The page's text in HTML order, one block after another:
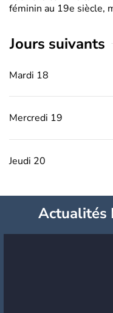
féminin au 19e siècle,
jours suivants
Mardi 18
Mercredi 19
Jeudi 20
Actualités